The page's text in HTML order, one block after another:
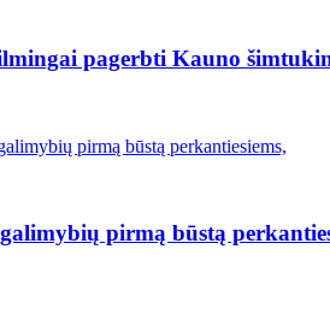
pagerbti Kauno
pirmą būstą